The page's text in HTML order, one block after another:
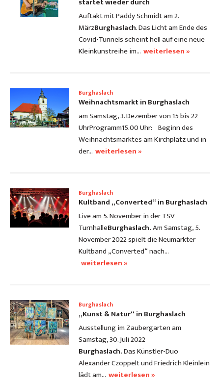
Auftakt mit Paddy Schmidt am 2.
MärzBurghaslach. Das Licht am Ende des
Covid-Tunnels scheint hell auf eine neue
Kleinkunstreihe im… weiterlesen »
Burghaslach
Weihnachtsmarkt in Burghaslach
am Samstag, 3. Dezember von 15 bis 22
UhrProgramm15.00 Uhr: Beginn des
Weihnachtsmarktes am Kirchplatz und in
der… weiterlesen »
Burghaslach
Kultband „Converted“ in Burghaslach
Live am 5. November in der TSV-
TurnhalleBurghaslach.Am Samstag, 5.
November 2022 spielt die Neumarkter
Kultband „Converted“ nach…
weiterlesen »
Burghaslach
„Kunst & Natur“ in Burghaslach
Ausstellung im Zaubergarten am
Samstag, 30. Juli 2022
Burghaslach.Das Künstler-Duo
Alexander Czoppelt und Friedrich Kleinlein
lädt am… weiterlesen »